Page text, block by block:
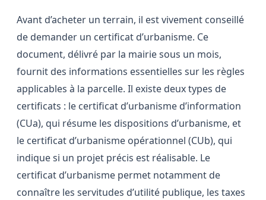
Avant d’acheter un terrain, il est vivement conseillé
de demander un certificat d’urbanisme. Ce
document, délivré par la mairie sous un mois,
fournit des informations essentielles sur les règles
applicables à la parcelle. Il existe deux types de
certificats : le certificat d’urbanisme d’information
(CUa), qui résume les dispositions d’urbanisme, et
le certificat d’urbanisme opérationnel (CUb), qui
indique si un projet précis est réalisable. Le
certificat d’urbanisme permet notamment de
connaître les servitudes d’utilité publique, les taxes